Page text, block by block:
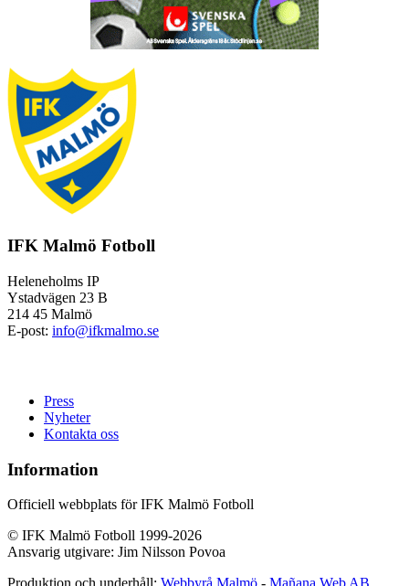
IFK Malmö Fotboll
Heleneholms IP
Ystadvägen 23 B
214 45 Malmö
E-post: info@ifkmalmo.se
Press
Nyheter
Kontakta oss
Information
Officiell webbplats för IFK Malmö Fotboll
© IFK Malmö Fotboll 1999-2026
Ansvarig utgivare: Jim Nilsson Povoa